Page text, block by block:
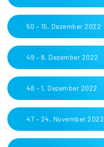
50 – 15. Dezember 2022
49 – 8. Dezember 2022
48 – 1. Dezember 2022
47 – 24. November 2022